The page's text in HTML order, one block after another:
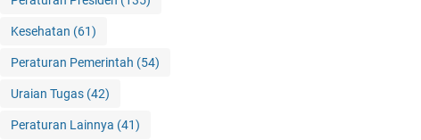
Kesehatan (61)
Peraturan Pemerintah (54)
Uraian Tugas (42)
Peraturan Lainnya (41)